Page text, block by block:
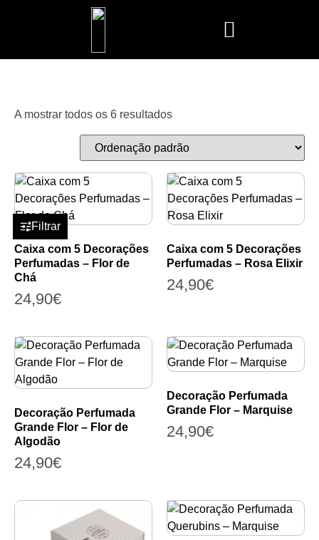
Filtrar
A mostrar todos os 6 resultados
Caixa com 5 Decorações
Perfumadas – Flor de
Chá
24,90€
Caixa com 5 Decorações
Perfumadas – Rosa Elixir
24,90€
Decoração Perfumada
Grande Flor – Flor de
Algodão
24,90€
Decoração Perfumada
Grande Flor – Marquise
24,90€